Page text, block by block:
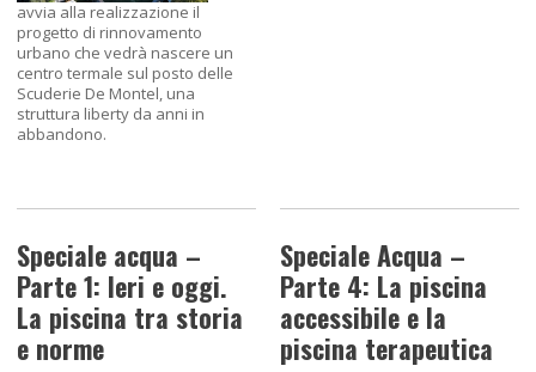
avvia alla realizzazione il
progetto di rinnovamento
urbano che vedrà nascere un
centro termale sul posto delle
Scuderie De Montel, una
struttura liberty da anni in
abbandono.
Speciale acqua –
Parte 1: Ieri e oggi.
La piscina tra storia
e norme
Speciale Acqua –
Parte 4: La piscina
accessibile e la
piscina terapeutica